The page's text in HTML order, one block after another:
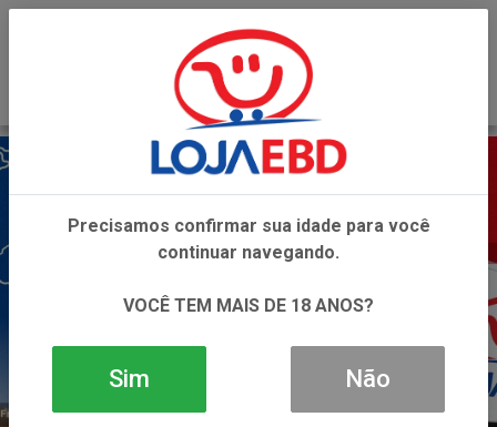
Precisamos confirmar sua idade para você
continuar navegando.
VOCÊ TEM MAIS DE 18 ANOS?
Sim Não